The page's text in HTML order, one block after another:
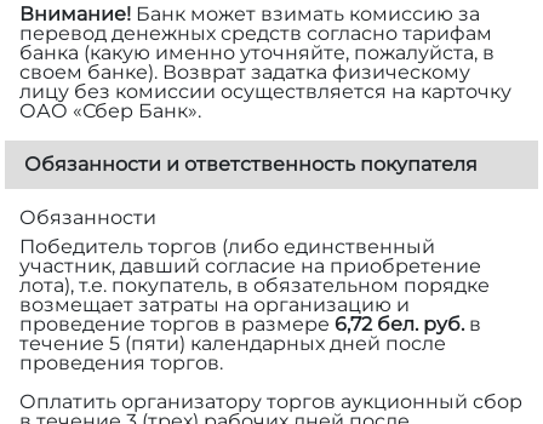
Внимание! Банк может взимать комиссию за
перевод денежных средств согласно тарифам
банка (какую именно уточняйте, пожалуйста, в
своем банке). Возврат задатка физическому
лицу без комиссии осуществляется на карточку
ОАО «Сбер Банк».
Обязанности и ответственность покупателя
Обязанности
Победитель торгов (либо единственный
участник, давший согласие на приобретение
лота), т.е. покупатель, в обязательном порядке
возмещает затраты на организацию и
проведение торгов в размере 6,72 бел. руб.в
течение 5 (пяти) календарных дней после
проведения торгов.
Оплатить организатору торгов аукционный сбор